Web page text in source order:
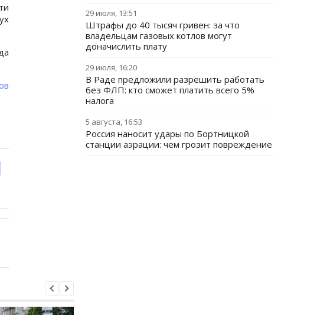
29 июля, 13:51
Штрафы до 40 тысяч гривен: за что
владельцам газовых котлов могут
доначислить плату
29 июля, 16:20
В Раде предложили разрешить работать
без ФЛП: кто сможет платить всего 5%
налога
5 августа, 16:53
Россия наносит удары по Бортницкой
станции аэрации: чем грозит повреждение